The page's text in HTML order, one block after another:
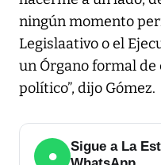
ningún momento
Legislaativo o el
un Órgano formal
político”, dijo Gómez.
●
Sigue a La